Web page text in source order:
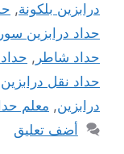
درابزين بلكونة,
حداد درابزين سور
حداد شاطر ,
حداد نقل درابزين
درابزين, معلم
أضف تعليق